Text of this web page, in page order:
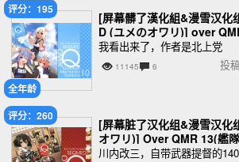
全年龄
评分：195
[屏幕髒了漢化組&漫雪汉
D (ユメのオワリ)] over
艦これ-)
我看出来了，作者是北上党
11145 6 投
评分：260
[屏幕脏了汉化组&漫雪汉
オワリ)] Over QMR 13(艦
川内改三，自带武器提督的